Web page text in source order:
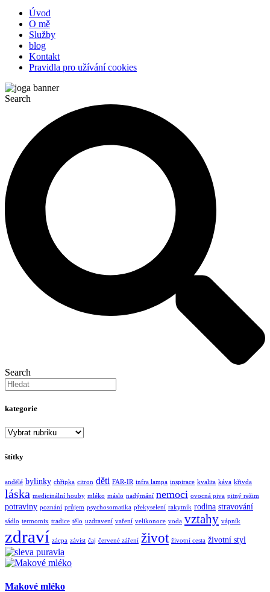
Úvod
O mě
Služby
blog
Kontakt
Pravidla pro užívání cookies
Search
Search
kategorie
kategorie
štítky
andělé bylinky chřipka citron děti FAR-IR infra lampa inspirace kvalita káva křivda
láska medicinální houby mléko máslo nadýmání nemoci ovocná piva pitný režim
potraviny poznání průjem psychosomatika překyselení rakytník rodina stravování
sádlo termomix tradice tělo uzdravení vaření velikonoce voda vztahy vápník
zdraví zácpa závist čaj červené záření život životní cesta životní styl
Makové mléko